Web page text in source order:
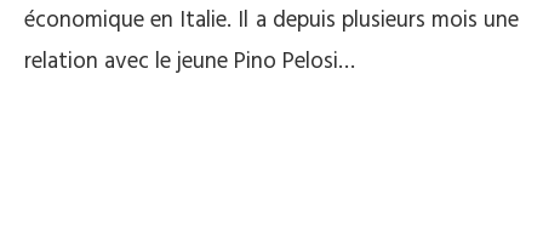
économique en Italie. Il a depuis plusieurs mois une
relation avec le jeune Pino Pelosi…